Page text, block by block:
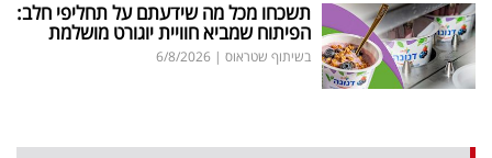
תשכחו מכל מה שידעתם על תחליפי חלב:
הפיתוח שמביא חוויית יוגורט מושלמת
בשיתוף שטראוס |
6/8/2026